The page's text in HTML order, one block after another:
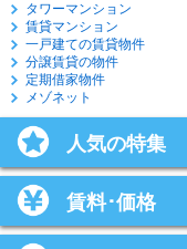
タワーマンション
賃貸マンション
一戸建ての賃貸物件
分譲賃貸の物件
定期借家物件
メゾネット
人気の特集
賃料･価格